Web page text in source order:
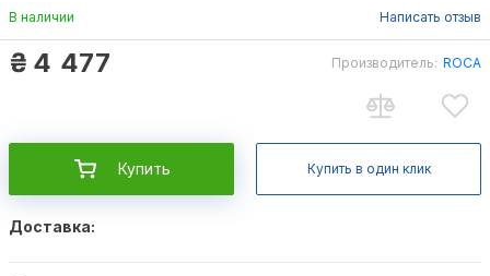
В наличии Написать отзыв
₴ 4 477 Производитель: ROCA
Купить Купить в один клик
Доставка: